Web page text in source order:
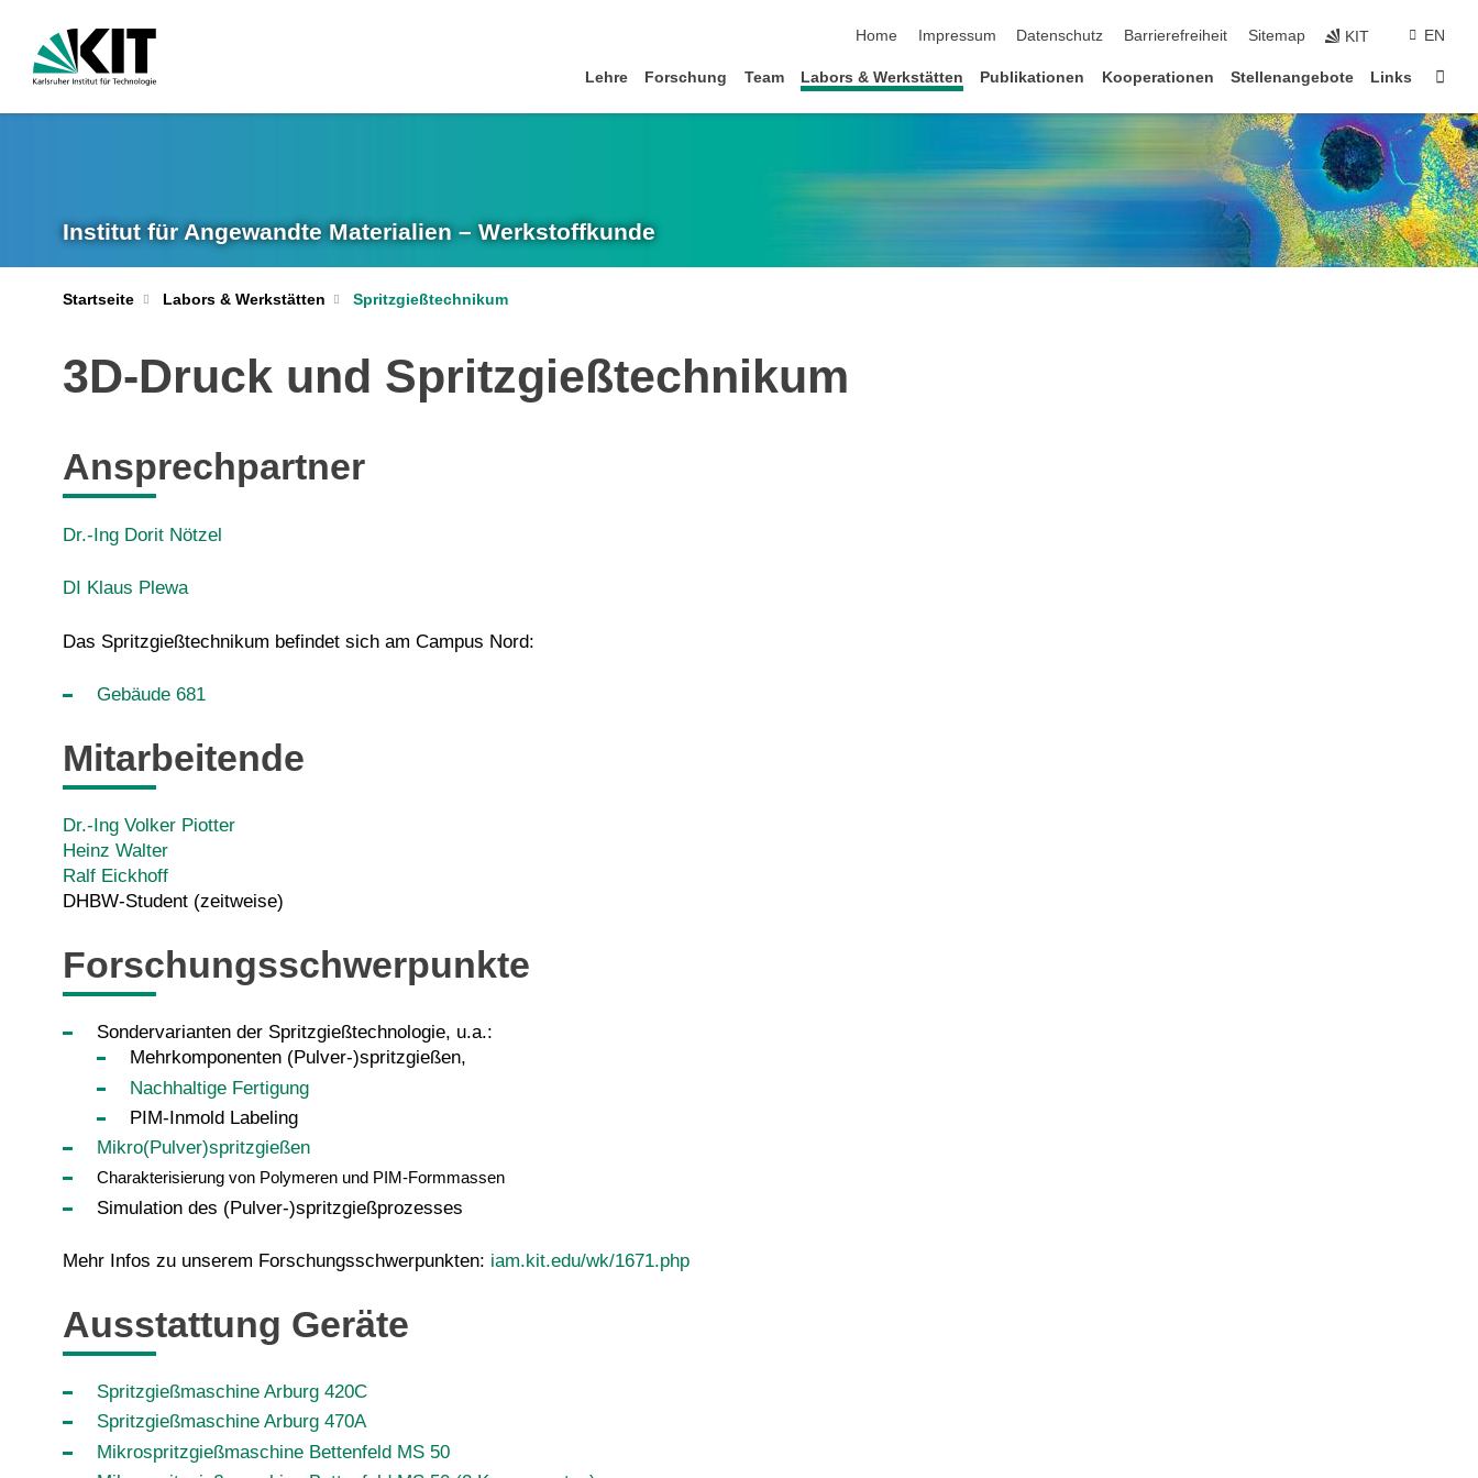
Home
Impressum Datenschutz Barrierefreiheit Sitemap KIT EN
Lehre Forschung Team Labors & Werkstätten Publikationen Kooperationen Stellenangebote Links
Institut für Angewandte Materialien – Werkstoffkunde
Startseite Labors & Werkstätten Spritzgießtechnikum
3D-Druck und Spritzgießtechnikum
Ansprechpartner
Dr.-Ing Dorit Nötzel
DI Klaus Plewa
Das Spritzgießtechnikum befindet sich am Campus Nord:
Gebäude 681
Mitarbeitende
Dr.-Ing Volker Piotter
Heinz Walter
Ralf Eickhoff
DHBW-Student (zeitweise)
Forschungsschwerpunkte
Sondervarianten der Spritzgießtechnologie, u.a.:
Mehrkomponenten (Pulver-)spritzgießen,
Nachhaltige Fertigung
PIM-Inmold Labeling
Mikro(Pulver)spritzgießen
Charakterisierung von Polymeren und PIM-Formmassen
Simulation des (Pulver-)spritzgießprozesses
Mehr Infos zu unserem Forschungsschwerpunkten: iam.kit.edu/wk/1671.php
Ausstattung Geräte
Spritzgießmaschine Arburg 420C
Spritzgießmaschine Arburg 470A
Mikrospritzgießmaschine Bettenfeld MS 50